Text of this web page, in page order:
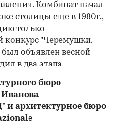
Комбинат начал
столицы еще в 1980г.,
только
конкурс "Черемушки.
был объявлен весной
в два этапа.
бюро
Иванова
и архитектурное бюро